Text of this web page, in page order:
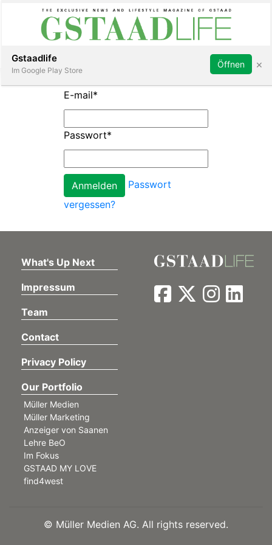
Subscribe Sign in
E-mail*
Passwort*
Passwort
vergessen?
What's Up Next
Impressum
Team
Contact
Privacy Policy
Our Portfolio
Müller Medien
Müller Marketing
Anzeiger von Saanen
Lehre BeO
Im Fokus
GSTAAD MY LOVE
find4west
© Müller Medien AG. All rights reserved.
Gstaadlife
Im Google Play Store
Öffnen ×